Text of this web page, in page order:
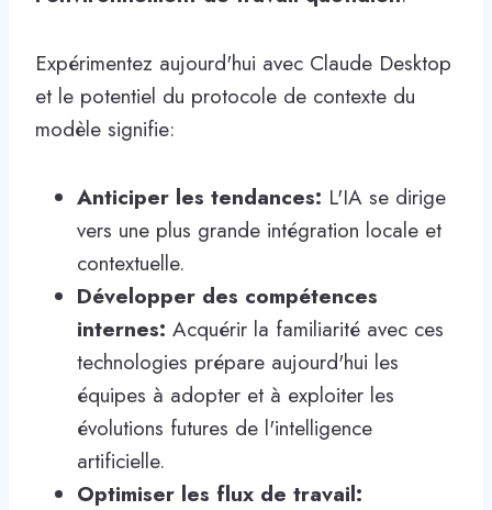
Expérimentez aujourd'hui avec Claude Desktop
et le potentiel du protocole de contexte du
modèle signifie:
Anticiper les tendances: L'IA se dirige
vers une plus grande intégration locale et
contextuelle.
Développer des compétences
internes: Acquérir la familiarité avec ces
technologies prépare aujourd'hui les
équipes à adopter et à exploiter les
évolutions futures de l'intelligence
artificielle.
Optimiser les flux de travail: